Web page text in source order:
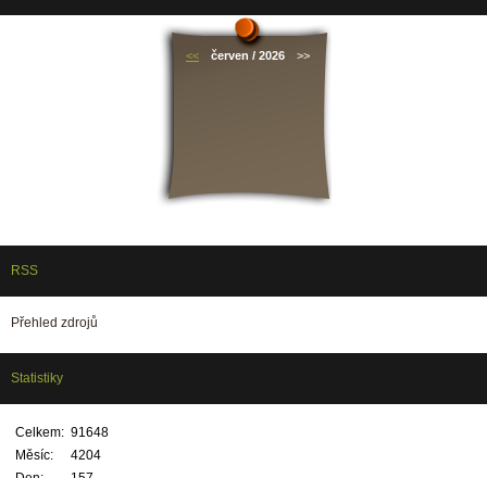
<< červen / 2026 >>
RSS
Přehled zdrojů
Statistiky
Celkem: 91648
Měsíc:
4204